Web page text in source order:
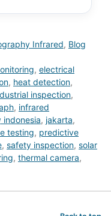
Infrared, Blog
, electrical
, heat detection,
inspection,
, infrared
, jakarta,
testing, predictive
, safety inspection, solar
, thermal camera,